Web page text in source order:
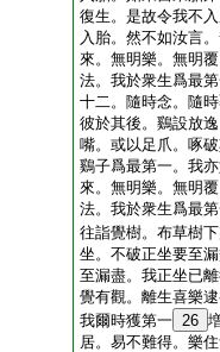
復生。是故令我不
入胎。然不如汝言
來。無明樂。無明
法。我於衆生爲最
十二。隨時念。隨
彼於其後。鷄設放
嘴。或以足爪。啄
鷄子爲最第一。我
來。無明樂。無明
法。我於衆生爲最
往詣覺樹。布草樹
坐。不破正坐要至
至漏盡。我正坐已
覺有觀。離生喜樂
我爾時獲第一 26
居。易不難得。樂